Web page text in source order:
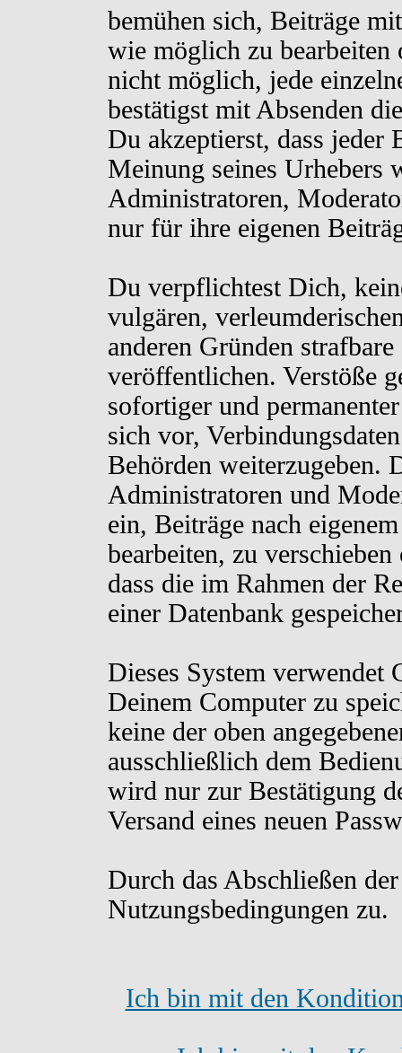
bemühen sich, Beiträge
wie möglich zu bearbeiten
nicht möglich, jede
bestätigst mit Absenden
Du akzeptierst, dass jeder
Meinung seines Urhebers
Administratoren,
nur für ihre eigenen
Du verpflichtest Dich,
vulgären,
anderen Gründen
veröffentlichen. Verstöße
sofortiger und
sich vor,
Behörden weiterzugeben.
Administratoren und
ein, Beiträge nach
bearbeiten, zu
dass die im Rahmen der
einer Datenbank
Dieses System verwendet
Deinem Computer zu
keine der oben
ausschließlich dem
wird nur zur Bestätigung
Versand eines neuen
Durch das Abschließen
Nutzungsbedingungen zu.
Ich bin mit den